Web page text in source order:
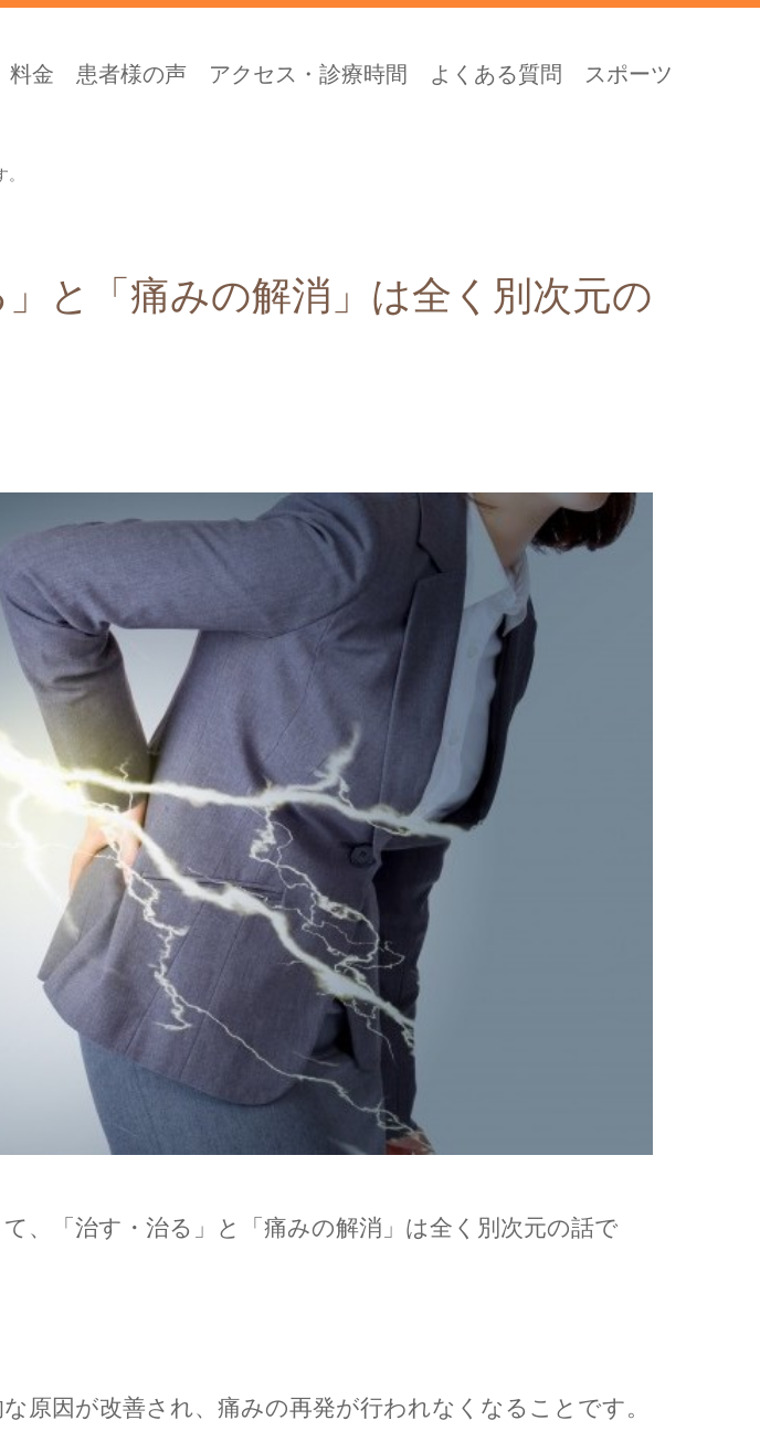
料金 患者様の声 アクセス・診療時間 よくある質問 スポーツ
」と「痛みの解消」は全く別次元の
、「治す・治る」と「痛みの解消」は全く別次元の話で
な原因が改善され、痛みの再発が行われなくなることです。